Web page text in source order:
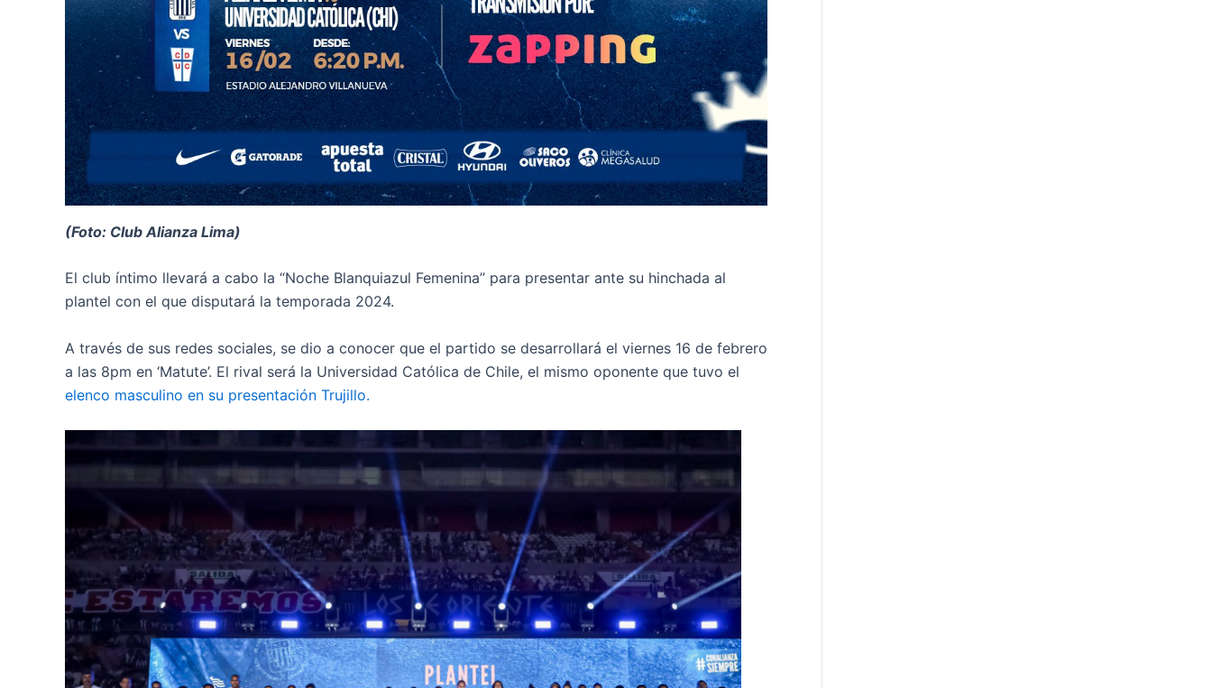
(Foto: Club Alianza Lima)
El club íntimo llevará a cabo la “Noche Blanquiazul Femenina” para presentar ante su hinchada al
plantel con el que disputará la temporada 2024.
A través de sus redes sociales, se dio a conocer que el partido se desarrollará el viernes 16 de febrero
a las 8pm en ‘Matute’. El rival será la Universidad Católica de Chile, el mismo oponente que tuvo el
elenco masculino en su presentación Trujillo.